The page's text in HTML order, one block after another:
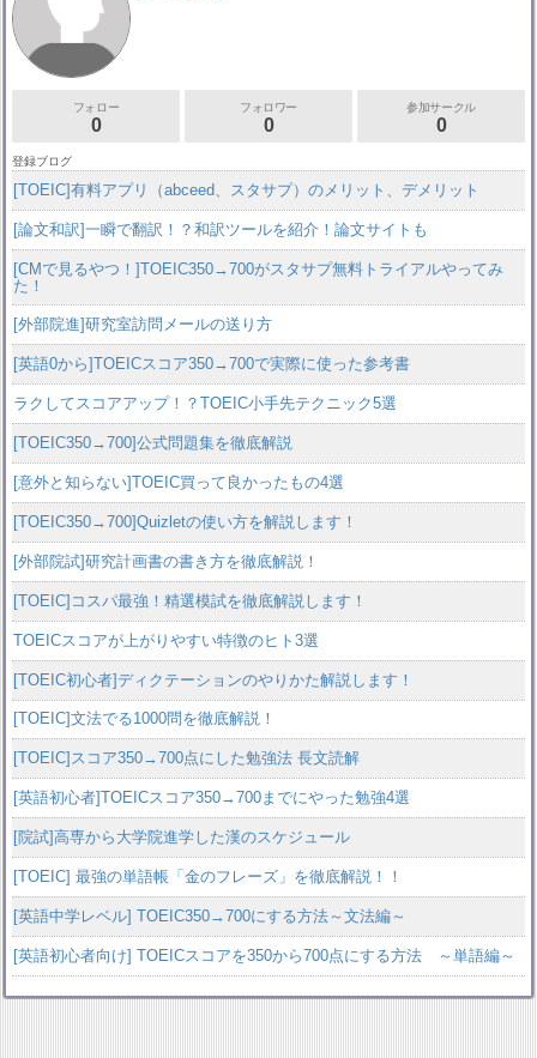
フォロー
0
フォロワー
0
参加サークル
0
登録ブログ
[TOEIC]有料アプリ（abceed、スタサプ）のメリット、デメリット
[論文和訳]一瞬で翻訳！？和訳ツールを紹介！論文サイトも
[CMで見るやつ！]TOEIC350→700がスタサプ無料トライアルやってみ
た！
[外部院進]研究室訪問メールの送り方
[英語0から]TOEICスコア350→700で実際に使った参考書
ラクしてスコアアップ！？TOEIC小手先テクニック5選
[TOEIC350→700]公式問題集を徹底解説
[意外と知らない]TOEIC買って良かったもの4選
[TOEIC350→700]Quizletの使い方を解説します！
[外部院試]研究計画書の書き方を徹底解説！
[TOEIC]コスパ最強！精選模試を徹底解説します！
TOEICスコアが上がりやすい特徴のヒト3選
[TOEIC初心者]ディクテーションのやりかた解説します！
[TOEIC]文法でる1000問を徹底解説！
[TOEIC]スコア350→700点にした勉強法 長文読解
[英語初心者]TOEICスコア350→700までにやった勉強4選
[院試]高専から大学院進学した漢のスケジュール
[TOEIC] 最強の単語帳「金のフレーズ」を徹底解説！！
[英語中学レベル] TOEIC350→700にする方法～文法編～
[英語初心者向け] TOEICスコアを350から700点にする方法 ～単語編～